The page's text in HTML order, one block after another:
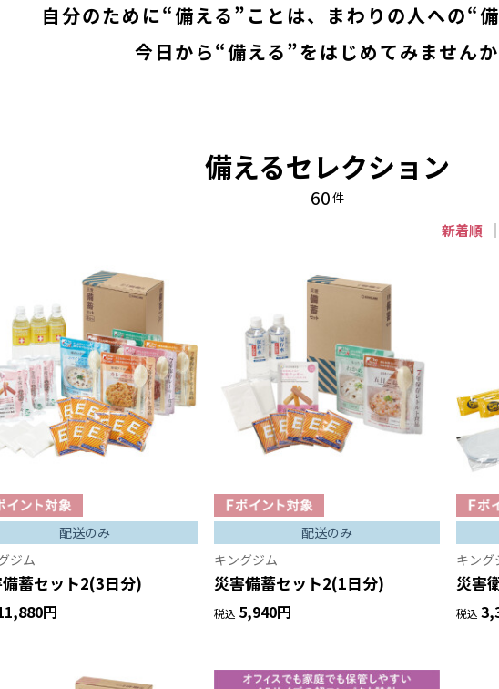
自分のために“備える”ことは、
まわりの人への“
今日から“備える”をはじめてみませんか
備えるセレクション
60件
新着順
配送のみ
ジム
蓄セット2(3日分)
円
配送のみ
キングジム
災害備蓄セット2(1日分)
税込 5,940円
キング
災害
税込